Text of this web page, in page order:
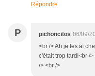
Répondre
P pichoncitos 06/09/
<br /> Ah je les ai
c'était trop tard!<br /
/> <br />